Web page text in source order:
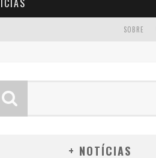
SOBRE
+ NOTÍCIAS